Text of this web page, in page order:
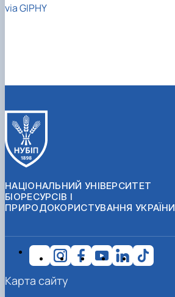
via GIPHY
НАЦІОНАЛЬНИЙ УНІВЕРСИТЕТ
БІОРЕСУРСІВ І
ПРИРОДОКОРИСТУВАННЯ УКРАЇНИ
Карта сайту